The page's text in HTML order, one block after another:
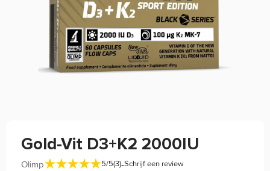
Gold-Vit D3+K2 2000IU
Olimp 5/5(3)-Schrijf een review